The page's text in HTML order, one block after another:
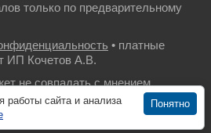
только по предварительному
• платные
ИП Кочетов А.В.
не совпадать с мнением
Понятно
сайта и анализа